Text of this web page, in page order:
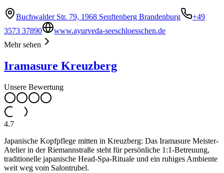
Buchwalder Str. 79, 1968 Senftenberg Brandenburg
+49
3573 37890
www.ayurveda-seeschloesschen.de
Mehr sehen
Iramasure Kreuzberg
Unsere Bewertung
4.7
Japanische Kopfpflege mitten in Kreuzberg: Das Iramasure Meister-
Atelier in der Riemannstraße steht für persönliche 1:1-Betreuung,
traditionelle japanische Head-Spa-Rituale und ein ruhiges Ambiente
weit weg vom Salontrubel.